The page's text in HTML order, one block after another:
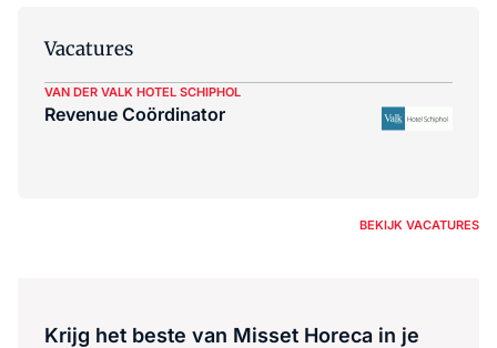
Vacatures
VAN DER VALK HOTEL SCHIPHOL
Revenue Coördinator
BEKIJK VACATURES
Krijg het beste van Misset Horeca in je